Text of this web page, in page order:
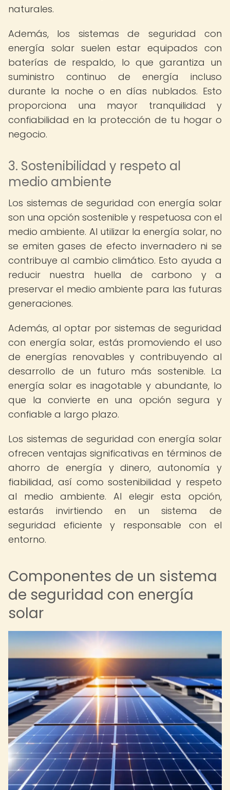
naturales.
Además, los sistemas de seguridad con
energía solar suelen estar equipados con
baterías de respaldo, lo que garantiza un
suministro continuo de energía incluso
durante la noche o en días nublados. Esto
proporciona una mayor tranquilidad y
confiabilidad en la protección de tu hogar o
negocio.
3. Sostenibilidad y respeto al
medio ambiente
Los sistemas de seguridad con energía solar
son una opción sostenible y respetuosa con el
medio ambiente. Al utilizar la energía solar, no
se emiten gases de efecto invernadero ni se
contribuye al cambio climático. Esto ayuda a
reducir nuestra huella de carbono y a
preservar el medio ambiente para las futuras
generaciones.
Además, al optar por sistemas de seguridad
con energía solar, estás promoviendo el uso
de energías renovables y contribuyendo al
desarrollo de un futuro más sostenible. La
energía solar es inagotable y abundante, lo
que la convierte en una opción segura y
confiable a largo plazo.
Los sistemas de seguridad con energía solar
ofrecen ventajas significativas en términos de
ahorro de energía y dinero, autonomía y
fiabilidad, así como sostenibilidad y respeto
al medio ambiente. Al elegir esta opción,
estarás invirtiendo en un sistema de
seguridad eficiente y responsable con el
entorno.
Componentes de un sistema
de seguridad con energía
solar